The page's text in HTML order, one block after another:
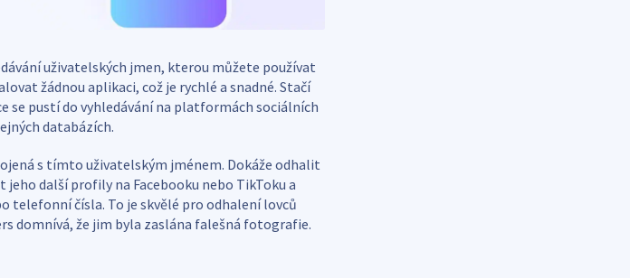
uživatelských jmen, kterou můžete používat
žádnou aplikaci, což je rychlé a snadné. Stačí
se pustí do vyhledávání na platformách sociálních
databázích.
s tímto uživatelským jménem. Dokáže odhalit
další profily na Facebooku nebo TikToku a
telefonní čísla. To je skvělé pro odhalení lovců
domnívá, že jim byla zaslána falešná fotografie.